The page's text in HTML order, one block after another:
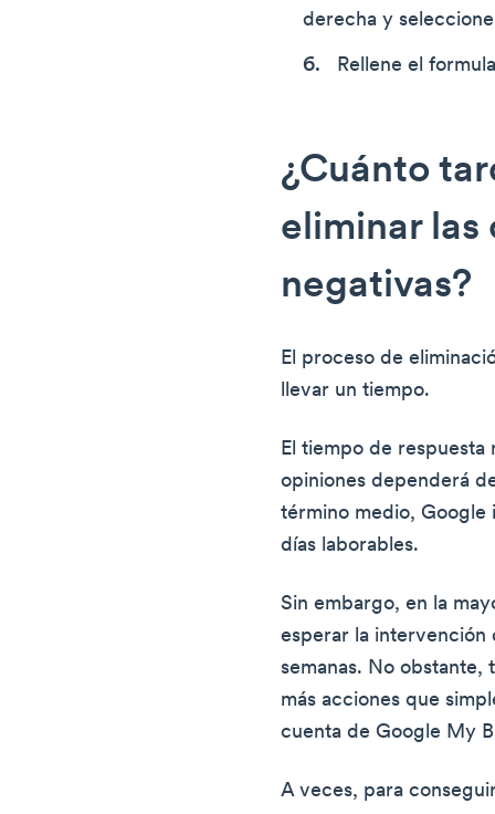
derecha y
Rellene el
¿Cuánto
eliminar las
negativas?
El proceso de
llevar un tiempo.
El tiempo de respuesta
opiniones dependerá
término medio,
días laborables.
Sin embargo, en la
esperar la intervención
semanas. No
más acciones que
cuenta de Google My
A veces, para